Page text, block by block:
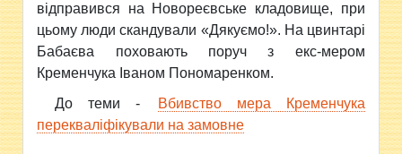
відправився на Новореєвське кладовище, при
цьому люди скандували «Дякуємо!». На цвинтарі
Бабаєва поховають поруч з екс-мером
Кременчука Іваном Пономаренком.
До теми -
Вбивство мера Кременчука
перекваліфікували на замовне